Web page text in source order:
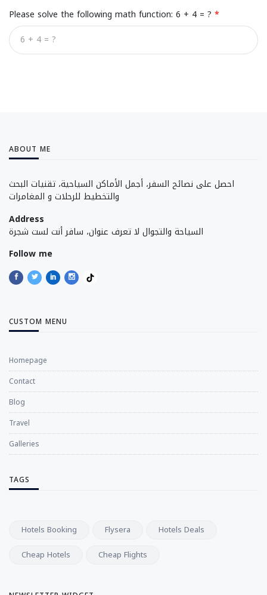
Please solve the following math function: 6 + 4 = ?
ABOUT ME
احصل على نصائح السفر، أجمل الأماكن السياحية، تقنيات البحث
والتخطيط للرحلات و المغامرات
Address
السياحة والتجوال لا تعرف عنوان، سافر أنت لست شجرة
Follow me
CUSTOM MENU
Homepage
Contact
Blog
Travel
Galleries
TAGS
Hotels Booking Flysera
Hotels Deals
Cheap Hotels
Cheap Flights